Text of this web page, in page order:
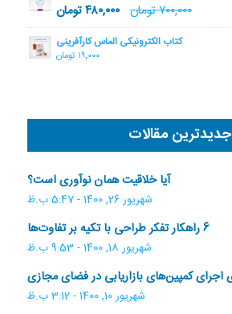
۷۰۰,۰۰۰تومان ۴۸۰,۰۰۰تومان
کتاب الکترونیکی الماس کارآفرینی
۱۹,۰۰۰ تومان
جدیدترین مقالات
آیا خلاقیت همان نوآوری است؟
شهریور 26, 1400 - 5:47 ب.ظ
6 راهکار تفکر طراحی با تکیه بر تفاوت‌ها
شهریور 18, 1400 - 9:53 ب.ظ
شهریور 10, 1400 - 3:12 ب.ظ